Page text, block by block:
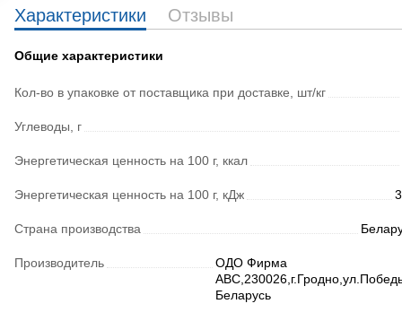
Характеристики Отзывы
Общие характеристики
Кол-во в упаковке от поставщика при доставке, шт/кг
Углеводы, г
Энергетическая ценность на 100 г, ккал
Энергетическая ценность на 100 г, кДж
Страна производства
Производитель
ОДО Фирма
Беларусь